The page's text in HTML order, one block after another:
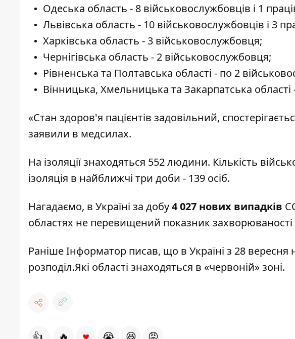
Одеська область - 8 військовослужбовців і 1
Львівська область - 10 військовослужбовців і 3
Харківська область - 3 військовослужбовця;
Чернігівська область - 2 військовослужбовця;
Рівненська та Полтавська області - по 2
Вінницька, Хмельницька та Закарпатська
«Стан здоров'я пацієнтів задовільний,
заявили в медсилах.
На ізоляції знаходяться 552 людини. Кількість
ізоляція в найближчі три доби - 139 осіб.
Нагадаємо, в Україні за добу4 027 нових випадків
областях не перевищений показник
Раніше Інформатор писав, що в Україні з 28
розподіл.Які області знаходяться в «червоній» зоні.